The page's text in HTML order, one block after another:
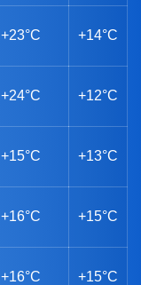
+23°C +14°C
+24°C +12°C
+15°C +13°C
+16°C +15°C
+16°C +15°C